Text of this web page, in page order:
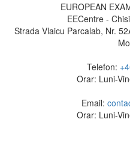
EUROPEAN
EECentre -
Strada Vlaicu Parcalab, Nr.
Telefon:
Orar: Luni-
Email:
Orar: Luni-